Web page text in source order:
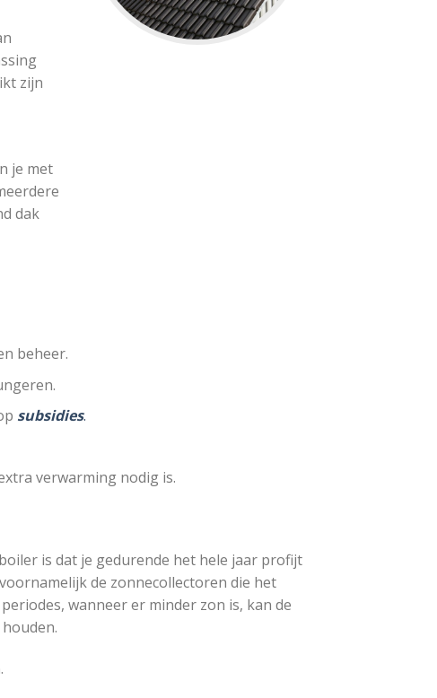
zijn
je met
dak
beheer.
subsidies.
verwarming nodig is.
is dat je gedurende het hele jaar profijt
de zonnecollectoren die het
wanneer er minder zon is, kan de